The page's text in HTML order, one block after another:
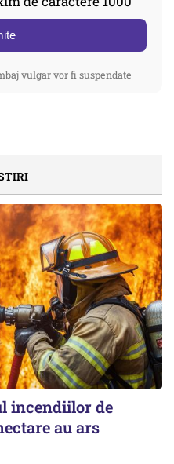
vulgar vor fi suspendate
incendiilor de
au ars